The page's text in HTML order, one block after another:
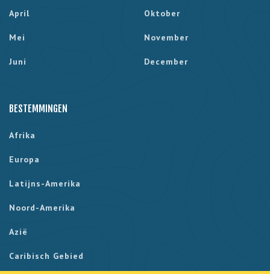
April
Mei
Juni
Oktober
November
December
BESTEMMINGEN
Afrika
Europa
Latijns-Amerika
Noord-Amerika
Azië
Caribisch Gebied